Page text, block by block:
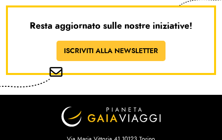
Resta aggiornato sulle nostre iniziative!
ISCRIVITI ALLA NEWSLETTER